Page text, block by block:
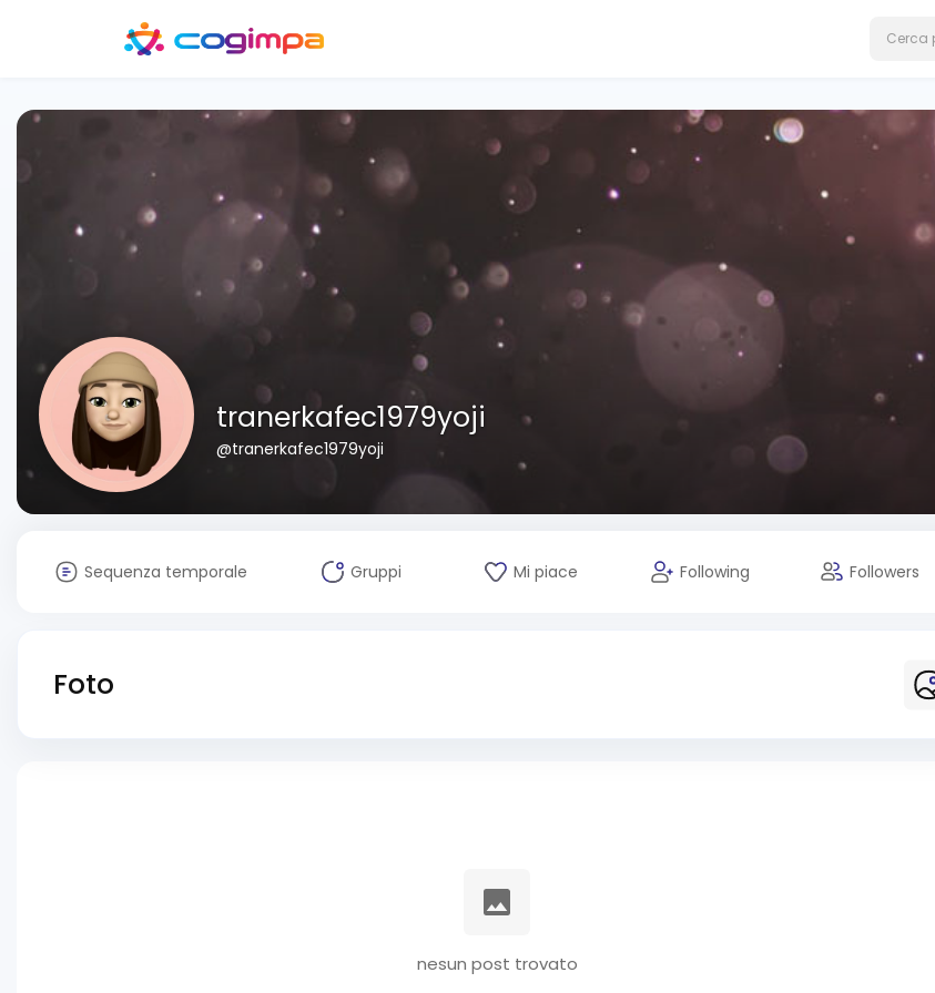
tranerkafec1979yoji
@tranerkafec1979yoji
Sequenza temporale Gruppi Mi piace Following Followers
Foto
nesun post trovato